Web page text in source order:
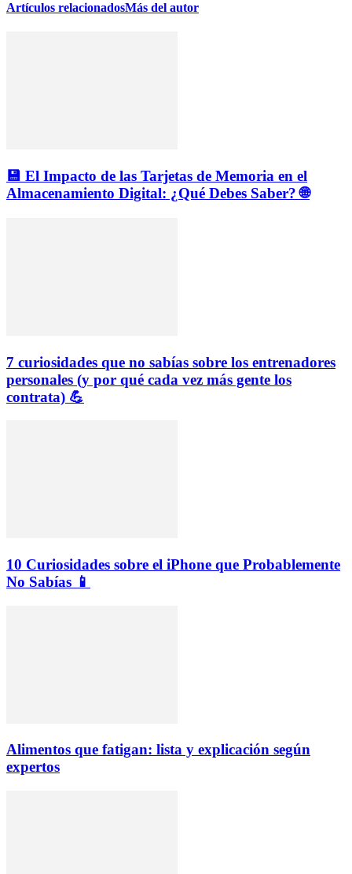
Artículos relacionadosMás del autor
💾 El Impacto de las Tarjetas de Memoria en el
Almacenamiento Digital: ¿Qué Debes Saber? 🌐
7 curiosidades que no sabías sobre los entrenadores
personales (y por qué cada vez más gente los
contrata) 💪
10 Curiosidades sobre el iPhone que Probablemente
No Sabías 📱
Alimentos que fatigan: lista y explicación según
expertos